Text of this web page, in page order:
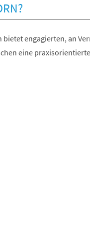
bietet engagierten, an
eine